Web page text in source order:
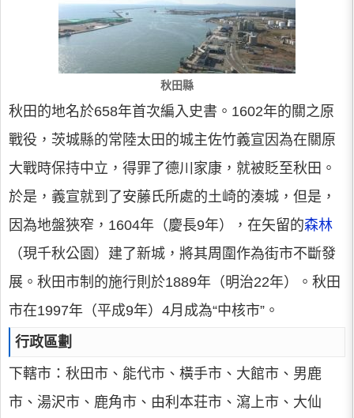
秋田縣
秋田的地名於658年首次編入史書。1602年的關之原
戰役，茨城縣的常陸太田的城主佐竹義宣因為在關原
大戰時保持中立，得罪了德川家康，就被貶至秋田。
於是，義宣就到了安藤氏所處的土崎的湊城，但是，
因為地盤狹窄，1604年（慶長9年），在矢留的森林
（現千秋公園）建了新城，將其周圍作為街市不斷發
展。秋田市制的施行則於1889年（明治22年）。秋田
市在1997年（平成9年）4月成為“中核市”。
行政區劃
下轄市：秋田市、能代市、橫手市、大館市、男鹿
市、湯沢市、鹿角市、由利本荘市、瀉上市、大仙